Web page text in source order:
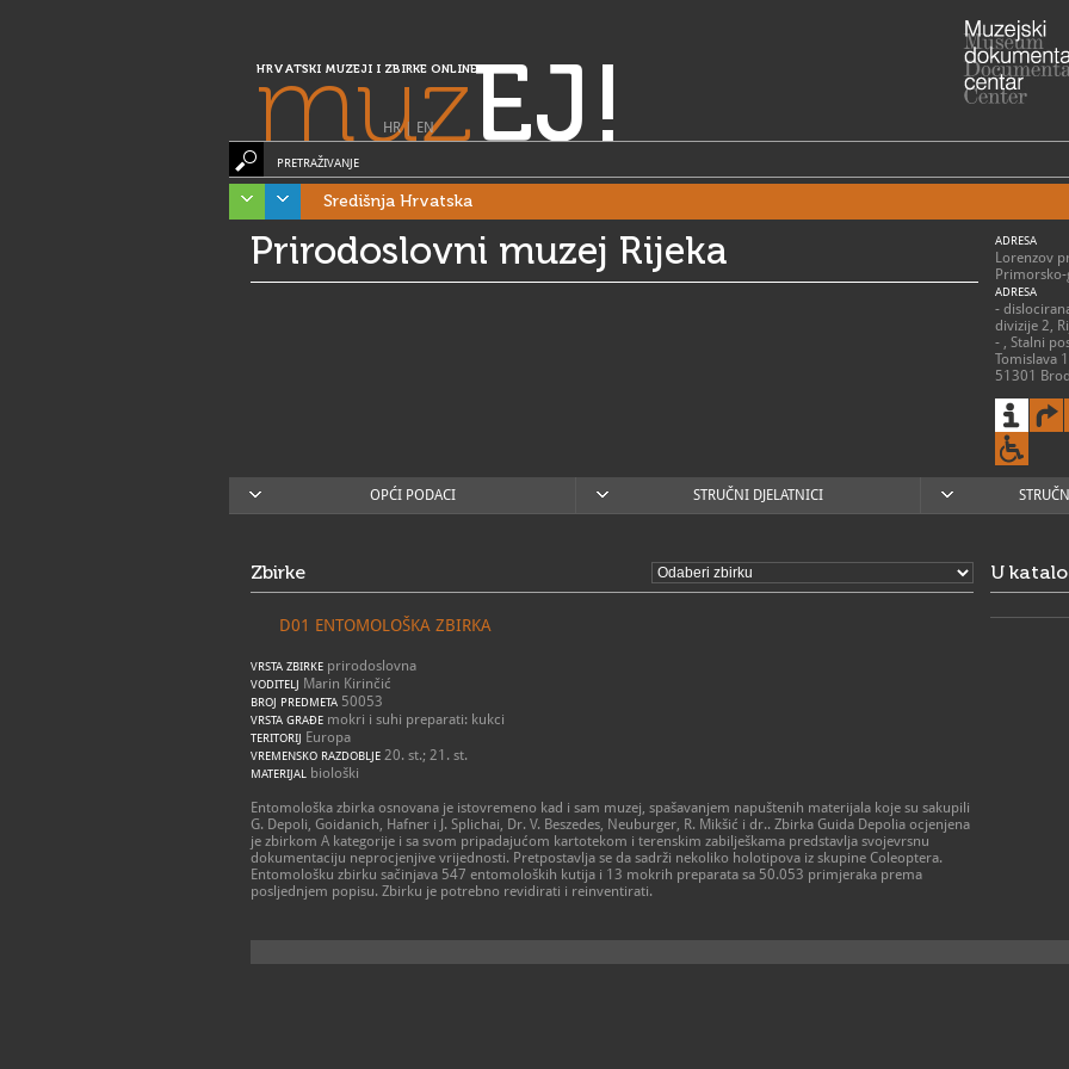
HRVATSKI MUZEJI I ZBIRKE ONLINE
muzEJ!
HR| EN
PRETRAŽIVANJE
Središnja Hrvatska
Prirodoslovni muzej Rijeka ADRESA
Lorenzov
ADRESA
-
divizije 2,
- , Stalni
Tomislava 1
51301
> Muzej:
praznikom
> Stalni
Kupi:
F 051/
E
W
OPĆI PODACI STRUČNI DJELATNICI
Zbirke
D01 ENTOMOLOŠKA ZBIRKA
VRSTA ZBIRKE prirodoslovna
VODITELJ Marin Kirinčić
BROJ PREDMETA 50053
VRSTA GRAĐE mokri i suhi preparati: kukci
TERITORIJ Europa
VREMENSKO RAZDOBLJE 20. st.; 21. st.
MATERIJAL biološki
Entomološka zbirka osnovana je istovremeno kad i sam muzej, spašavanjem napuštenih materijala koje su sakupili
G. Depoli, Goidanich, Hafner i J. Splichai, Dr. V. Beszedes, Neuburger, R. Mikšić i dr.. Zbirka Guida Depolia ocjenjena
je zbirkom A kategorije i sa svom pripadajućom kartotekom i terenskim zabilješkama predstavlja svojevrsnu
dokumentaciju neprocjenjive vrijednosti. Pretpostavlja se da sadrži nekoliko holotipova iz skupine Coleoptera.
Entomološku zbirku sačinjava 547 entomoloških kutija i 13 mokrih preparata sa 50.053 primjeraka prema
posljednjem popisu. Zbirku je potrebno revidirati i reinventirati.
U